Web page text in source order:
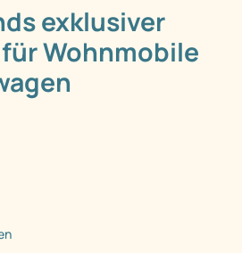
exklusiver
Wohnmobile